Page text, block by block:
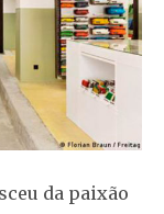
da paixão